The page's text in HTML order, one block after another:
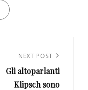
NEXT POST
Gli altoparlanti
Klipsch sono